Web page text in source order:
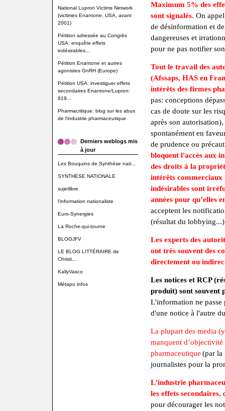
National Lupron Victims Network
(victimes Enantone, USA, avant
2001)
Pétition adressée au Congrès
USA: enquête effets
indésirables...
Pétition Enantone et autres
agonistes GnRH (Europe)
Pétition USA: investiguer effets
secondaires Enantone/Lupron:
819...
Pharmacritique: blog sur les abus
de l'industrie pharmaceutique
Derniers weblogs mis
à jour
Les Bouquins de Synthèse nati...
SYNTHESE NATIONALE
sujetlibre
l'information nationaliste
Euro-Synergies
La Roche-qui-tourne
BLOGJFV
LE BLOG LITTÉRAIRE de
Christi...
KallyVasco
Métapo infos
Maximum 5% des
sont signalés. On
de désinformation et
dangereuses et
pour ne pas notifier
Tout le travail des
(Afssaps, HAS en
intérêts des firmes
pas: conceptions
cas de doute sur les
après son
spontanément en
de prudence ou
bloquent l'accès aux
des droits à la
intérêts commerciaux
indésirables sont
années pour qu’elles
acceptent les
(résultat du lobbying...)
Les experts des
ont très souvent des
directement ou
Les notices et RCP
produit) sont souvent
L'information ne passe
d'une notice à l'autre
La plupart des media
manquent
pharmaceutique (par la
journalistes pour la
L’industrie
les effets secondaires,
pour décourager les